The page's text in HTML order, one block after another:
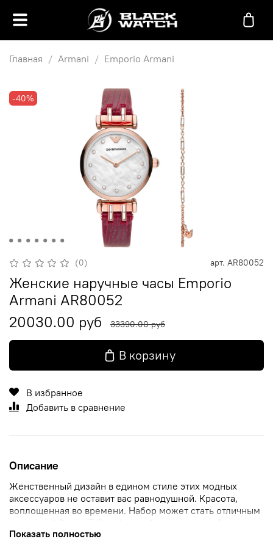
Главная Armani Emporio Armani
-40%
(0) арт. AR80052
Женские наручные часы Emporio
Armani AR80052
20030.00 руб
33390.00 руб
В корзину
В избранное
Добавить в сравнение
Описание
Женственный дизайн в едином стиле этих модных
аксессуаров не оставит вас равнодушной. Красота,
воплощенная во времени. Набор может стать отличным
подарком! Gianni T-Bar. Круглый полированный корпус
изготовлен из высококачественной нержавеющей
Показать полностью